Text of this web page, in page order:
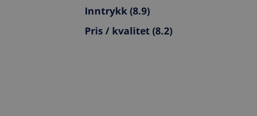
Inntrykk(8.9)
Pris / kvalitet(8.2)